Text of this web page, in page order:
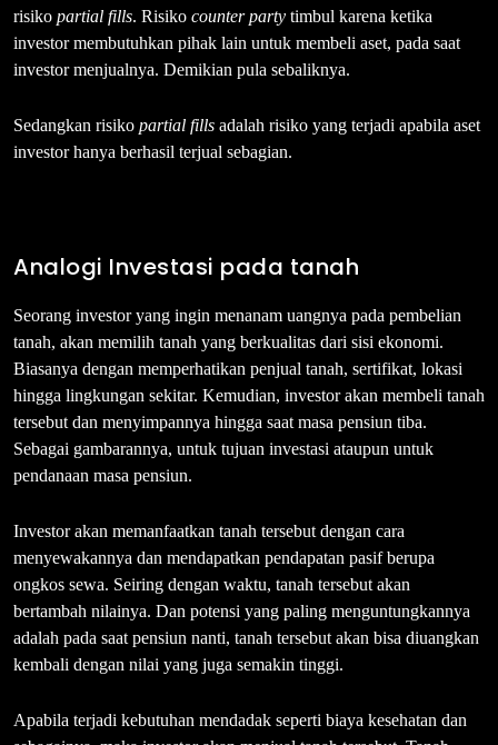
risiko partial fills. Risiko counter party timbul karena ketika
investor membutuhkan pihak lain untuk membeli aset, pada saat
investor menjualnya. Demikian pula sebaliknya.
Sedangkan risiko partial fills adalah risiko yang terjadi apabila aset
investor hanya berhasil terjual sebagian.
Analogi Investasi pada tanah
Seorang investor yang ingin menanam uangnya pada pembelian
tanah, akan memilih tanah yang berkualitas dari sisi ekonomi.
Biasanya dengan memperhatikan penjual tanah, sertifikat, lokasi
hingga lingkungan sekitar. Kemudian, investor akan membeli tanah
tersebut dan menyimpannya hingga saat masa pensiun tiba.
Sebagai gambarannya, untuk tujuan investasi ataupun untuk
pendanaan masa pensiun.
Investor akan memanfaatkan tanah tersebut dengan cara
menyewakannya dan mendapatkan pendapatan pasif berupa
ongkos sewa. Seiring dengan waktu, tanah tersebut akan
bertambah nilainya. Dan potensi yang paling menguntungkannya
adalah pada saat pensiun nanti, tanah tersebut akan bisa diuangkan
kembali dengan nilai yang juga semakin tinggi.
Apabila terjadi kebutuhan mendadak seperti biaya kesehatan dan